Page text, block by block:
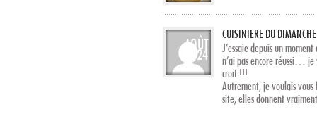
AOÛT
24
CUISINIERE DU DIMANCHE
J’essaie depuis un
n’ai pas encore réussi…
croit !!!
Autrement, je voulais
site, elles donnent